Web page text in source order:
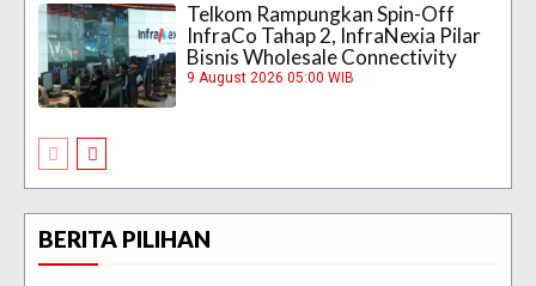
Telkom Rampungkan Spin-Off
InfraCo Tahap 2, InfraNexia Pilar
Bisnis Wholesale Connectivity
9 August 2026 05:00 WIB
BERITA PILIHAN